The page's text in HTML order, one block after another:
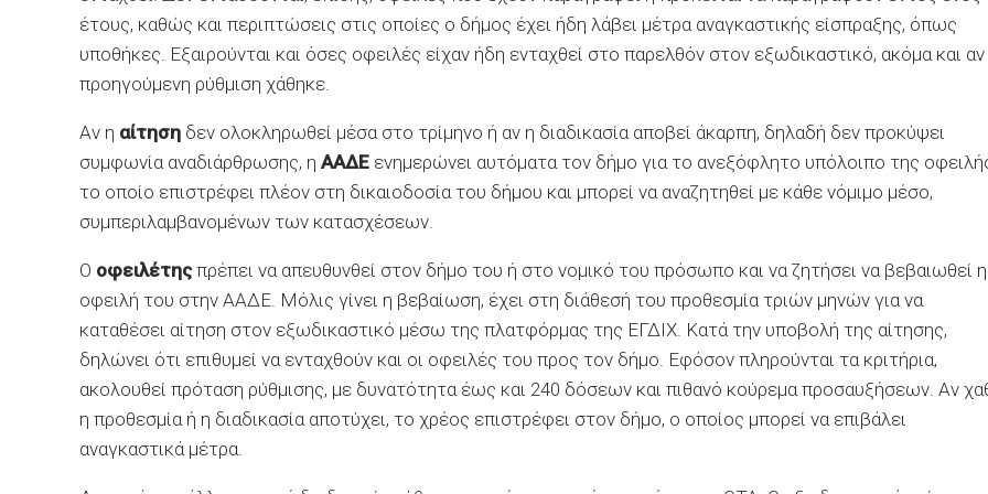
έτους, καθώς και περιπτώσεις στις οποίες ο δήμος έχει ήδη λάβει μέτρα αναγκαστικής είσπραξης, όπως
υποθήκες. Εξαιρούνται και όσες οφειλές είχαν ήδη ενταχθεί στο παρελθόν στον εξωδικαστικό, ακόμα και αν
προηγούμενη ρύθμιση χάθηκε.
Αν η αίτηση δεν ολοκληρωθεί μέσα στο τρίμηνο ή αν η διαδικασία αποβεί άκαρπη, δηλαδή δεν προκύψει
συμφωνία αναδιάρθρωσης, η ΑΑΔΕ ενημερώνει αυτόματα τον δήμο για το ανεξόφλητο υπόλοιπο της
το οποίο επιστρέφει πλέον στη δικαιοδοσία του δήμου και μπορεί να αναζητηθεί με κάθε νόμιμο μέσο,
συμπεριλαμβανομένων των κατασχέσεων.
Ο οφειλέτηςπρέπει να απευθυνθεί στον δήμο του ή στο νομικό του πρόσωπο και να ζητήσει να βεβαιωθεί η
οφειλή του στην ΑΑΔΕ. Μόλις γίνει η βεβαίωση, έχει στη διάθεσή του προθεσμία τριών μηνών για να
καταθέσει αίτηση στον εξωδικαστικό μέσω της πλατφόρμας της ΕΓΔΙΧ. Κατά την υποβολή της αίτησης,
δηλώνει ότι επιθυμεί να ενταχθούν και οι οφειλές του προς τον δήμο. Εφόσον πληρούνται τα κριτήρια,
ακολουθεί πρόταση ρύθμισης, με δυνατότητα έως και 240 δόσεων και πιθανό κούρεμα προσαυξήσεων. Αν
η προθεσμία ή η διαδικασία αποτύχει, το χρέος επιστρέφει στον δήμο, ο οποίος μπορεί να επιβάλει
αναγκαστικά μέτρα.